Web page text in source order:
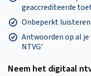
geaccrediteerde
Onbeperkt luisteren
Antwoorden op al je
NTVG'
Neem het digitaal